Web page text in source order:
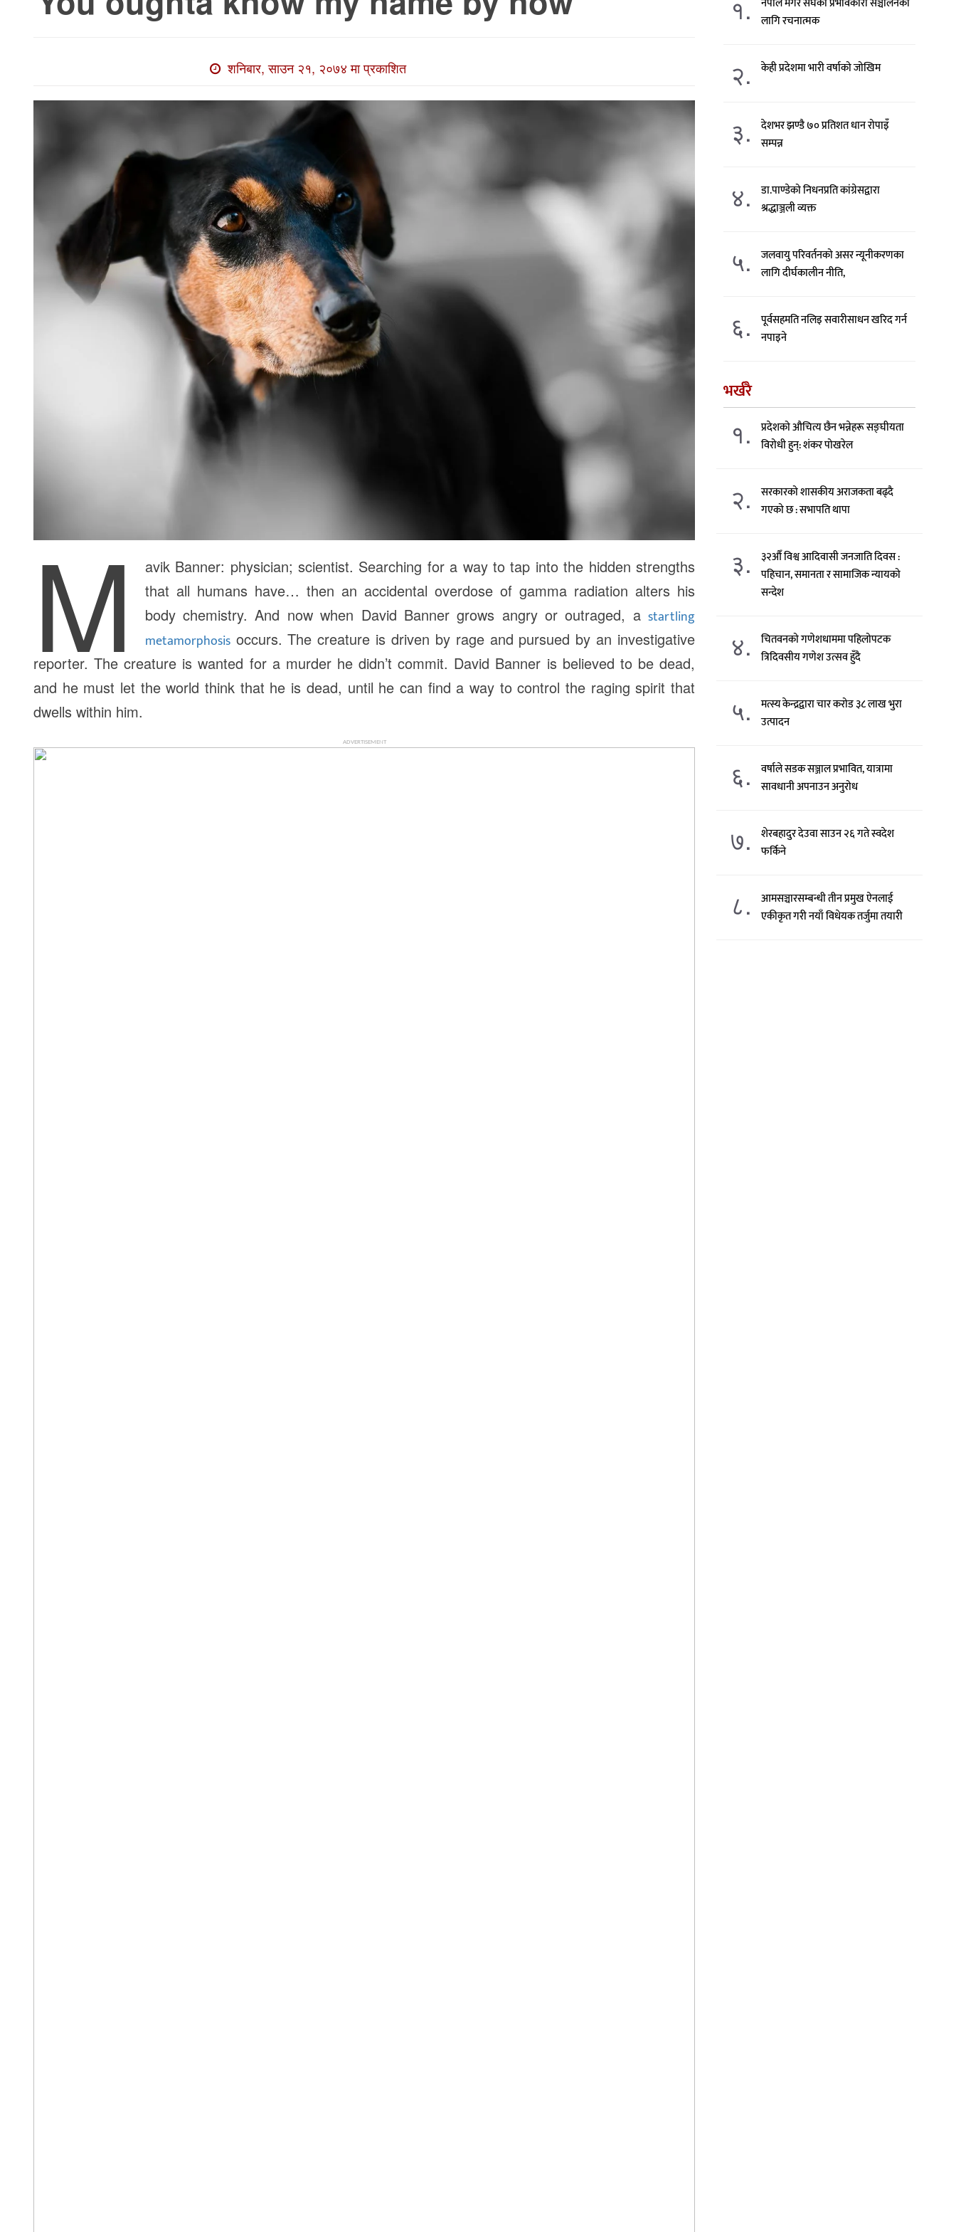
शनिबार, साउन २१, २०७४ मा प्रकाशित
M
avik Banner: physician; scientist. Searching for a way to tap into the hidden strengths
that all humans have… then an accidental overdose of gamma radiation alters his
body chemistry. And now when David Banner grows angry or outraged, a startling
metamorphosisoccurs. The creature is driven by rage and pursued by an investigative
reporter. The creature is wanted for a murder he didn’t commit. David Banner is believed to be dead,
and he must let the world think that he is dead, until he can find a way to control the raging spirit that
dwells within him.
ADVERTISEMENT
१.
लागि रचनात्मक
२. केही प्रदेशमा भारी वर्षाको जोखिम
३.
देशभर झण्डै ७० प्रतिशत धान रोपाइँ
सम्पन्न
४.
डा.पाण्डेको निधनप्रति कांग्रेसद्वारा
श्रद्धाञ्जली व्यक्त
५.
जलवायु परिवर्तनको असर न्यूनीकरणका
लागि दीर्घकालीन नीति,
६.
पूर्वसहमति नलिइ सवारीसाधन खरिद गर्न
नपाइने
भर्खरै
१.
प्रदेशको औचित्य छैन भन्नेहरू सङ्घीयता
विरोधी हुन्: शंकर पोखरेल
२.
सरकारको शासकीय अराजकता बढ्दै
गएको छ : सभापति थापा
३.
३२औँ विश्व आदिवासी जनजाति दिवस :
पहिचान, समानता र सामाजिक न्यायको
सन्देश
४.
चितवनको गणेशधाममा पहिलोपटक
त्रिदिवसीय गणेश उत्सव हुँदै
५.
मत्स्य केन्द्रद्वारा चार करोड ३८ लाख भुरा
उत्पादन
६.
वर्षाले सडक सञ्जाल प्रभावित, यात्रामा
सावधानी अपनाउन अनुरोध
७.
शेरबहादुर देउवा साउन २६ गते स्वदेश
फर्किने
८.
आमसञ्चारसम्बन्धी तीन प्रमुख ऐनलाई
एकीकृत गरी नयाँ विधेयक तर्जुमा तयारी